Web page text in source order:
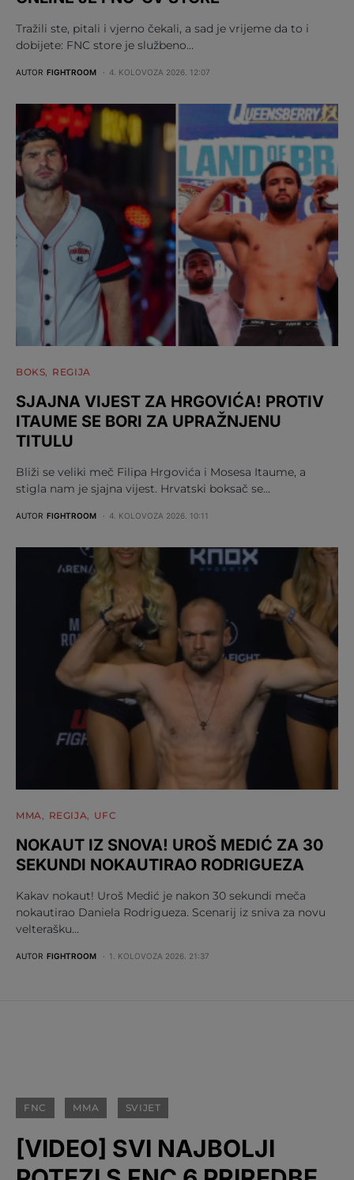
Tražili ste, pitali i vjerno čekali, a sad je vrijeme da to i
dobijete: FNC store je službeno…
AUTOR FIGHTROOM 4. KOLOVOZA 2026. 12:07
BOKS REGIJA
SJAJNA VIJEST ZA HRGOVIĆA! PROTIV
ITAUME SE BORI ZA UPRAŽNJENU
TITULU
Bliži se veliki meč Filipa Hrgovića i Mosesa Itaume, a
stigla nam je sjajna vijest. Hrvatski boksač se…
AUTOR FIGHTROOM 4. KOLOVOZA 2026. 10:11
MMA REGIJA UFC
NOKAUT IZ SNOVA! UROŠ MEDIĆ ZA 30
SEKUNDI NOKAUTIRAO RODRIGUEZA
Kakav nokaut! Uroš Medić je nakon 30 sekundi meča
nokautirao Daniela Rodrigueza. Scenarij iz sniva za novu
velterašku…
AUTOR FIGHTROOM 1. KOLOVOZA 2026. 21:37
FNC MMA SVIJET
[VIDEO] SVI NAJBOLJI